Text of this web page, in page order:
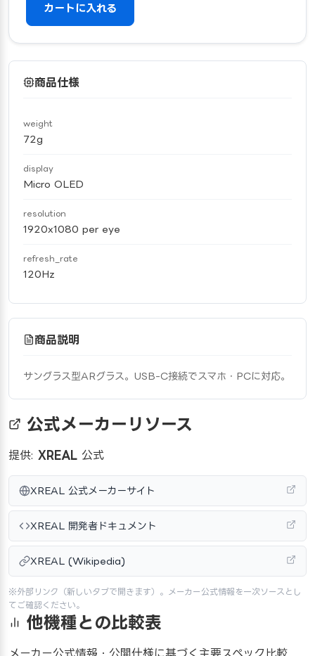
カートに入れる
商品仕様
weight
72g
display
Micro OLED
resolution
1920x1080 per eye
refresh_rate
120Hz
商品説明
サングラス型ARグラス。USB-C接続でスマホ・PCに対応。
公式メーカーリソース
提供: XREAL 公式
XREAL 公式メーカーサイト
XREAL 開発者ドキュメント
XREAL (Wikipedia)
※外部リンク（新しいタブで開きます）。メーカー公式情報を一次ソースとし
てご確認ください。
他機種との比較表
メーカー公式情報・公開仕様に基づく主要スペック比較